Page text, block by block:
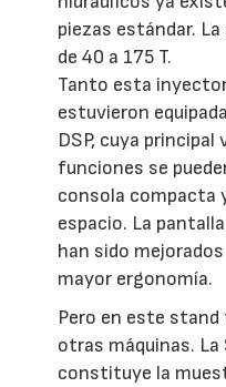
piezas estándar.
de 40 a 175 T.
Tanto esta
estuvieron
DSP, cuya
funciones se
consola compacta
espacio. La
han sido
mayor ergonomía.
Pero en este
otras máquinas. La
constituye la